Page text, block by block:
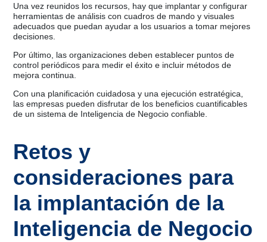
Una vez reunidos los recursos, hay que implantar y configurar
herramientas de análisis con cuadros de mando y visuales
adecuados que puedan ayudar a los usuarios a tomar mejores
decisiones.
Por último, las organizaciones deben establecer puntos de
control periódicos para medir el éxito e incluir métodos de
mejora continua.
Con una planificación cuidadosa y una ejecución estratégica,
las empresas pueden disfrutar de los beneficios cuantificables
de un sistema de Inteligencia de Negocio confiable.
Retos y
consideraciones para
la implantación de la
Inteligencia de Negocio